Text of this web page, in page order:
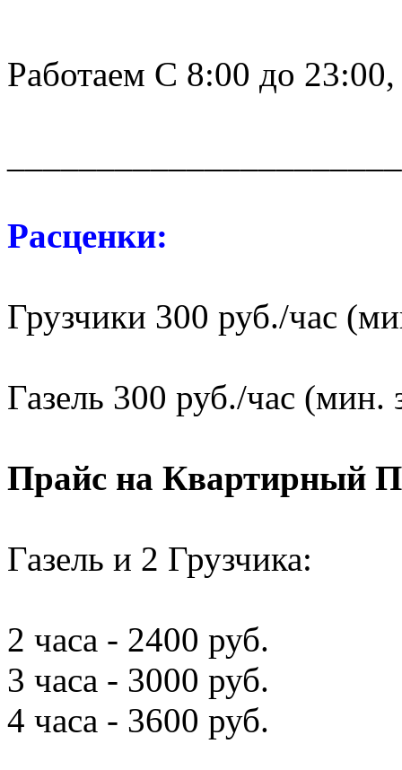
Работаем С 8:00 до
Расценки:
Грузчики 300 руб./час
Газель 300 руб./час (мин.
Прайс на Квартирный
Газель и 2 Грузчика:
2 часа - 2400 руб.
3 часа - 3000 руб.
4 часа - 3600 руб.